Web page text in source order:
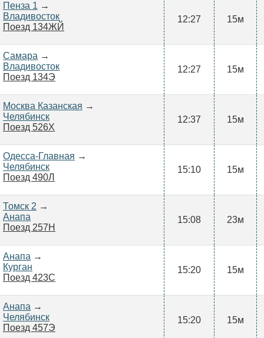
Пенза 1 →
Владивосток
Поезд 134ЖЙ
12:27 15м
Самара →
Владивосток
Поезд 134Э
12:27 15м
Москва Казанская →
Челябинск
Поезд 526Х
12:37 15м
Одесса-Главная →
Челябинск
Поезд 490Л
15:10 15м
Томск 2 →
Анапа
Поезд 257Н
15:08 23м
Анапа →
Курган
Поезд 423С
15:20 15м
Анапа →
Челябинск
Поезд 457Э
15:20 15м